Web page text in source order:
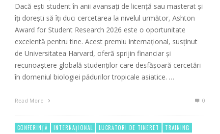
Dacă ești student în anii avansați de licență sau masterat și
îți dorești să îți duci cercetarea la nivelul următor, Ashton
Award for Student Research 2026 este o oportunitate
excelentă pentru tine. Acest premiu internațional, susținut
de Universitatea Harvard, oferă sprijin financiar și
recunoaștere globală studenților care desfășoară cercetări
în domeniul biologiei pădurilor tropicale asiatice. …
Read More 0
CONFERINȚĂ INTERNAȚIONAL LUCRĂTORI DE TINERET TRAINING